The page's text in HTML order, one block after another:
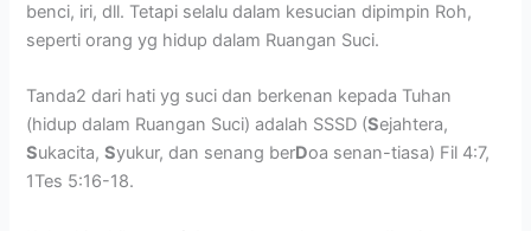
benci, iri, dll. Tetapi selalu dalam kesucian dipimpin Roh,
seperti orang yg hidup dalam Ruangan Suci.
Tanda2 dari hati yg suci dan berkenan kepada Tuhan
(hidup dalam Ruangan Suci) adalah SSSD (Sejahtera,
Sukacita,Syukur, dan senang berDoa senan-tiasa) Fil 4:7,
1Tes 5:16-18.